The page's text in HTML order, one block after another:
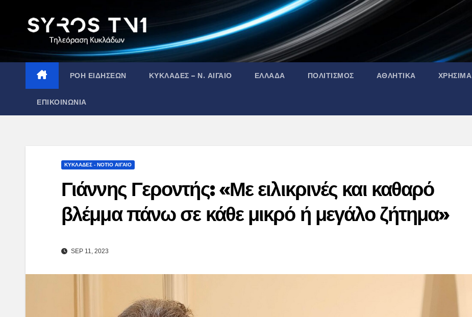
ΡΟΗ ΕΙΔΗΣΕΩΝ ΚΥΚΛΑΔΕΣ – Ν. ΑΙΓΑΙΟ ΕΛΛΑΔΑ ΠΟΛΙΤΙΣΜΟΣ ΑΘΛΗΤΙΚΑ ΧΡΗΣΙΜΑ
ΕΠΙΚΟΙΝΩΝΙΑ
ΚΥΚΛΑΔΕΣ - ΝΟΤΙΟ ΑΙΓΑΙΟ
Γιάννης Γεροντής: «Με ειλικρινές και καθαρό
βλέμμα πάνω σε κάθε μικρό ή μεγάλο ζήτημα»
SEP 11, 2023